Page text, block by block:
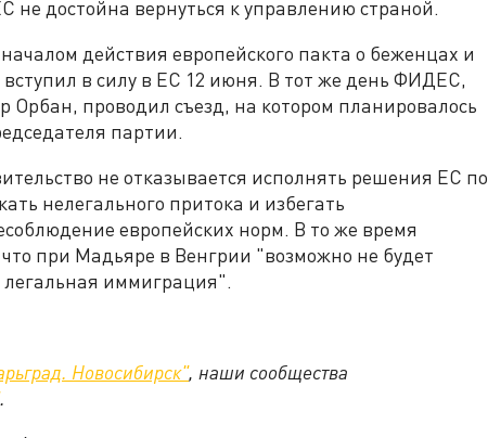
достойна вернуться к управлению страной.
действия европейского пакта о беженцах и
в силу в ЕС 12 июня. В тот же день ФИДЕС,
Орбан, проводил съезд, на котором планировалось
партии.
не отказывается исполнять решения ЕС по
нелегального притока и избегать
европейских норм. В то же время
при Мадьяре в Венгрии "возможно не будет
иммиграция".
Новосибирск", наши сообщества
.